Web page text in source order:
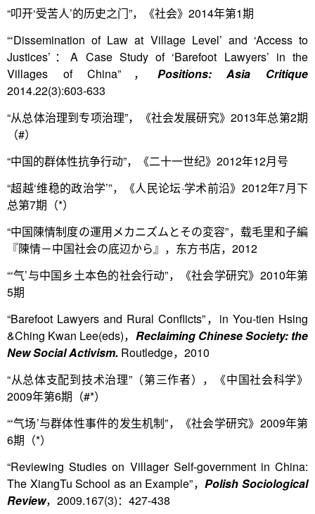
“叩开‘受苦人’的历史之门”，《社会》2014年第1期
“‘Dissemination of Law at Village Level’ and ‘Access to
Justices’：A Case Study of ‘Barefoot Lawyers’ in the
Villages of China”， Positions: Asia Critique
2014.22(3):603-633
“从总体治理到专项治理”，《社会发展研究》2013年总第2期
（#）
“中国的群体性抗争行动”，《二十一世纪》2012年12月号
“超越‘维稳的政治学’”，《人民论坛·学术前沿》2012年7月下
总第7期（*）
“中国陳情制度の運用メカニズムとその変容”，载毛里和子編
『陳情－中国社会の底辺から』，东方书店，2012
“‘气’与中国乡土本色的社会行动”，《社会学研究》2010年第
5期
“Barefoot Lawyers and Rural Conflicts”，in You-tien Hsing
&Ching Kwan Lee(eds)， Reclaiming Chinese Society: the
New Social Activism. Routledge，2010
“从总体支配到技术治理”（第三作者），《中国社会科学》
2009年第6期（#*）
“‘气场’与群体性事件的发生机制”，《社会学研究》2009年第
6期（*）
“Reviewing Studies on Villager Self-government in China:
The XiangTu School as an Example”，Polish Sociological
Review，2009.167(3)：427-438